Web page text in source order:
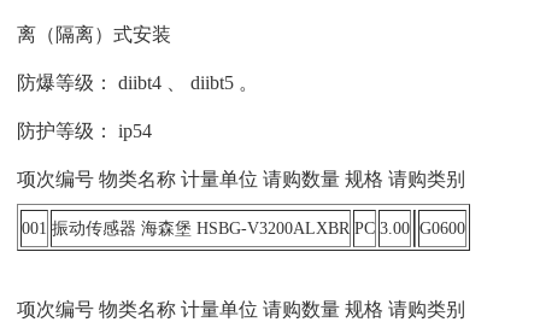
离（隔离）式安装
防爆等级： diibt4 、 diibt5 。
防护等级： ip54
项次编号 物类名称 计量单位 请购数量 规格 请购类别
001 振动传感器 海森堡 HSBG-V3200ALXBR PC 3.00 G0600
项次编号 物类名称 计量单位 请购数量 规格 请购类别